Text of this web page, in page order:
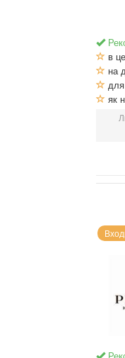
в
на
для
як